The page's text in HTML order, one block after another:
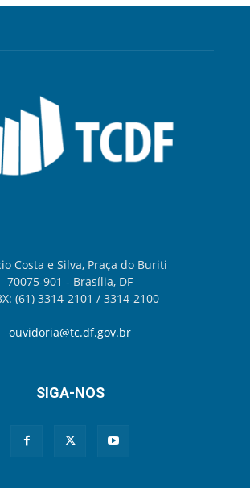
Costa e Silva, Praça do Buriti
70075-901 - Brasília, DF
(61) 3314-2101 / 3314-2100
ouvidoria@tc.df.gov.br
SIGA-NOS